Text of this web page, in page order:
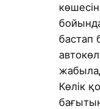
бастап
Көлік